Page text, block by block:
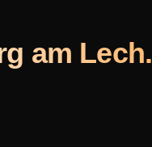
am Lech.